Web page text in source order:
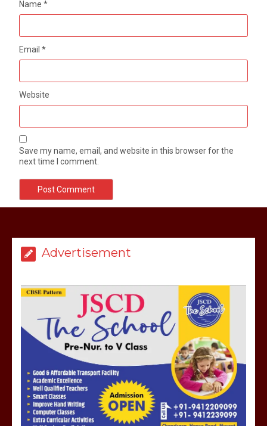
Name*
Email*
Website
Save my name, email, and website in this browser for the
next time I comment.
Advertisement
उठाकर खाते कुत्ते का वीडियो इंटरनेट पर जमकर
हो रहा वायरल
होलिका रखने पर लात मार कर होलिका को किया
तहस नहस,मोहल्ले वालों के साथ की गई गाली
गलोच ,कहा अगर रखी गई होली तो होगा खून
खराबा,
March 11, 2025